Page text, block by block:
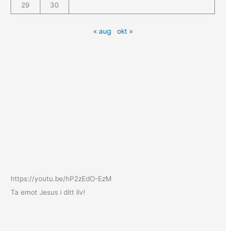
29 30
« aug okt »
https://youtu.be/hP2zEdO-EzM
Ta emot Jesus i ditt liv!